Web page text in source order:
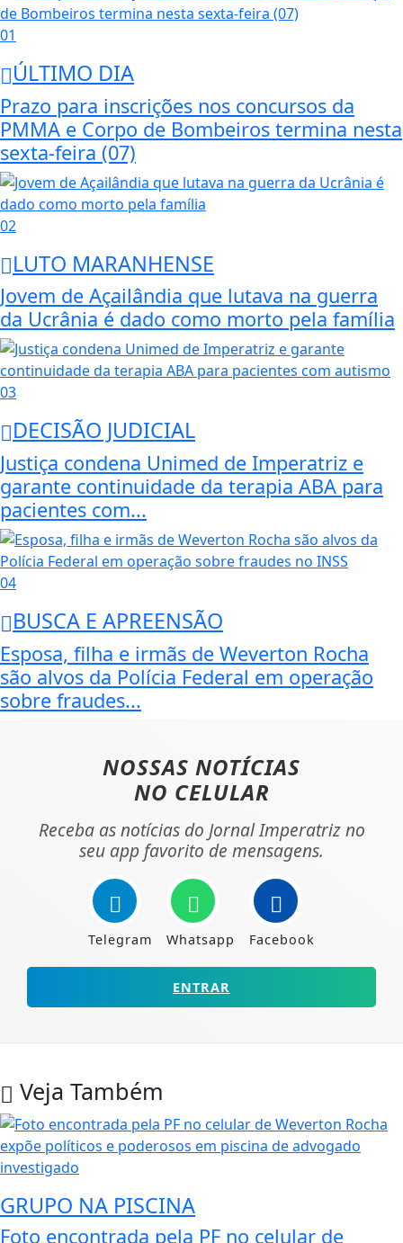
01
ÚLTIMO DIA
Prazo para inscrições nos concursos da
PMMA e Corpo de Bombeiros termina nesta
sexta-feira (07)
02
LUTO MARANHENSE
Jovem de Açailândia que lutava na guerra
da Ucrânia é dado como morto pela família
03
DECISÃO JUDICIAL
Justiça condena Unimed de Imperatriz e
garante continuidade da terapia ABA para
pacientes com...
04
BUSCA E APREENSÃO
Esposa, filha e irmãs de Weverton Rocha
são alvos da Polícia Federal em operação
sobre fraudes...
NOSSAS NOTÍCIAS
NO CELULAR
Receba as notícias do Jornal Imperatriz no
seu app favorito de mensagens.
Telegram Whatsapp Facebook
ENTRAR
Veja Também
GRUPO NA PISCINA
Foto encontrada pela PF no celular de